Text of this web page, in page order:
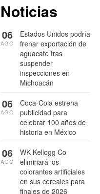
Noticias
Estados Unidos podría
frenar exportación de
aguacate tras
suspender
inspecciones en
Michoacán
06
AGO
Coca-Cola estrena
publicidad para
celebrar 100 años de
historia en México
06
AGO
WK Kellogg Co
eliminará los
colorantes artificiales
en sus cereales para
finales de 2026
06
AGO